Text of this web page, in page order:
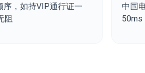
，如持VIP通行证一
阻
中国
50ms